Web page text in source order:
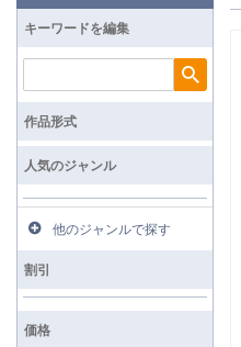
キーワードを編集
検索
作品形式
人気のジャンル
他のジャンルで探す
割引
価格